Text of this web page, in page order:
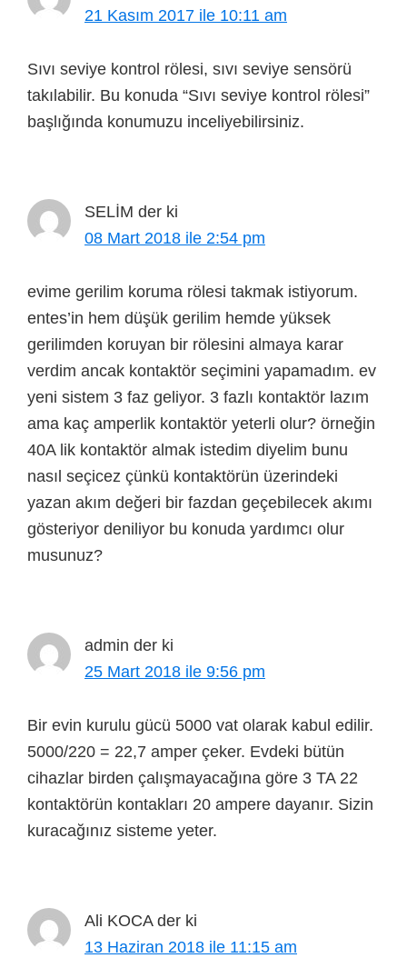
21 Kasım 2017 ile 10:11 am
Sıvı seviye kontrol rölesi, sıvı seviye sensörü
takılabilir. Bu konuda “Sıvı seviye kontrol rölesi”
başlığında konumuzu inceliyebilirsiniz.
SELİM der ki
08 Mart 2018 ile 2:54 pm
evime gerilim koruma rölesi takmak istiyorum.
entes’in hem düşük gerilim hemde yüksek
gerilimden koruyan bir rölesini almaya karar
verdim ancak kontaktör seçimini yapamadım. ev
yeni sistem 3 faz geliyor. 3 fazlı kontaktör lazım
ama kaç amperlik kontaktör yeterli olur? örneğin
40A lik kontaktör almak istedim diyelim bunu
nasıl seçicez çünkü kontaktörün üzerindeki
yazan akım değeri bir fazdan geçebilecek akımı
gösteriyor deniliyor bu konuda yardımcı olur
musunuz?
admin der ki
25 Mart 2018 ile 9:56 pm
Bir evin kurulu gücü 5000 vat olarak kabul edilir.
5000/220 = 22,7 amper çeker. Evdeki bütün
cihazlar birden çalışmayacağına göre 3 TA 22
kontaktörün kontakları 20 ampere dayanır. Sizin
kuracağınız sisteme yeter.
Ali KOCA der ki
13 Haziran 2018 ile 11:15 am